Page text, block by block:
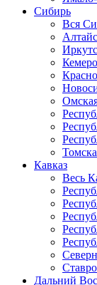
Сибирь
Вся
Кавказ
Весь
Дальний